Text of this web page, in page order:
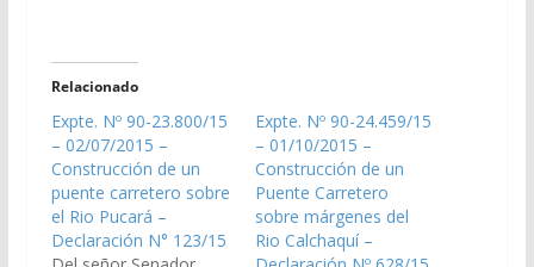
Relacionado
Expte. Nº 90-23.800/15
– 02/07/2015 –
Construcción de un
puente carretero sobre
el Rio Pucará –
Declaración N° 123/15
Expte. Nº 90-24.459/15
– 01/10/2015 –
Construcción de un
Puente Carretero
sobre márgenes del
Rio Calchaquí –